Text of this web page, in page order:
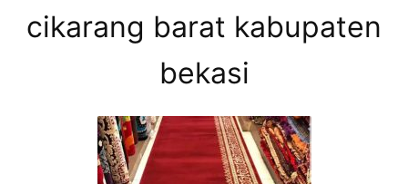
cikarang barat kabupaten
bekasi